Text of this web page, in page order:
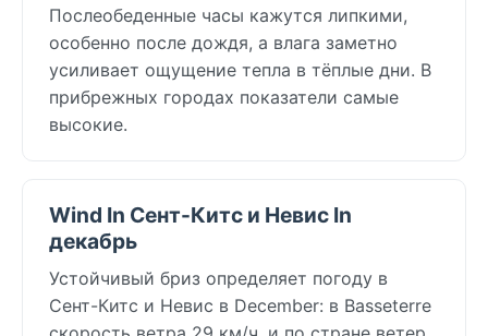
Послеобеденные часы кажутся липкими,
особенно после дождя, а влага заметно
усиливает ощущение тепла в тёплые дни. В
прибрежных городах показатели самые
высокие.
Wind In Сент-Китс и Невис In
декабрь
Устойчивый бриз определяет погоду в
Сент-Китс и Невис в December: в Basseterre